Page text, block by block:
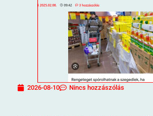
2026-08-10 Nincs hozzászólás